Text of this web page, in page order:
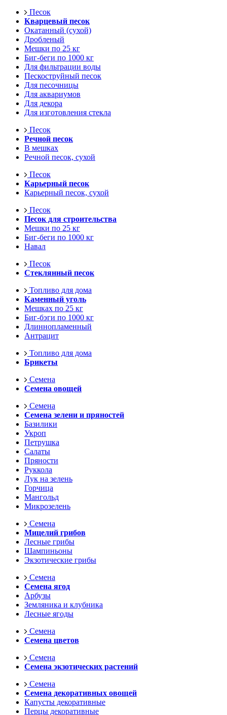
Песок
Кварцевый песок
Окатанный (сухой)
Дробленый
Мешки по 25 кг
Биг-беги по 1000 кг
Для фильтрации воды
Пескоструйный песок
Для песочницы
Для аквариумов
Для декора
Для изготовления стекла
Песок
Речной песок
В мешках
Речной песок, сухой
Песок
Карьерный песок
Карьерный песок, сухой
Песок
Песок для строительства
Мешки по 25 кг
Биг-беги по 1000 кг
Навал
Песок
Стеклянный песок
Топливо для дома
Каменный уголь
Мешках по 25 кг
Биг-бэги по 1000 кг
Длиннопламенный
Антрацит
Топливо для дома
Брикеты
Семена
Семена овощей
Семена
Семена зелени и пряностей
Базилики
Укроп
Петрушка
Салаты
Пряности
Руккола
Лук на зелень
Горчица
Мангольд
Микрозелень
Семена
Мицелий грибов
Лесные грибы
Шампиньоны
Экзотические грибы
Семена
Семена ягод
Арбузы
Земляника и клубника
Лесные ягоды
Семена
Семена цветов
Семена
Семена экзотических растений
Семена
Семена декоративных овощей
Капусты декоративные
Перцы декоративные